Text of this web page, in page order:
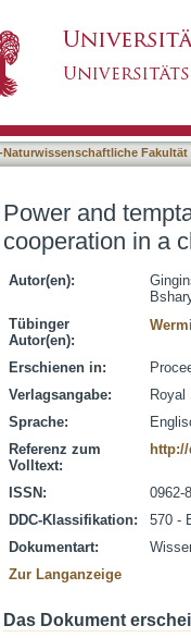
Naturwissenschaftliche Fakultät
Power and
cooperation in a
Autor(en):
Tübinger
Autor(en):
Erschienen in:
Verlagsangabe:
Royal
Sprache:
Referenz zum
Volltext:
ISSN:
0962-
DDC-Klassifikation:
570 -
Dokumentart:
Zur Langanzeige
Das Dokument